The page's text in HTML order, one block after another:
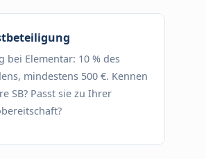
bei Elementar: 10 % des
mindestens 500 €. Kennen
SB? Passt sie zu Ihrer